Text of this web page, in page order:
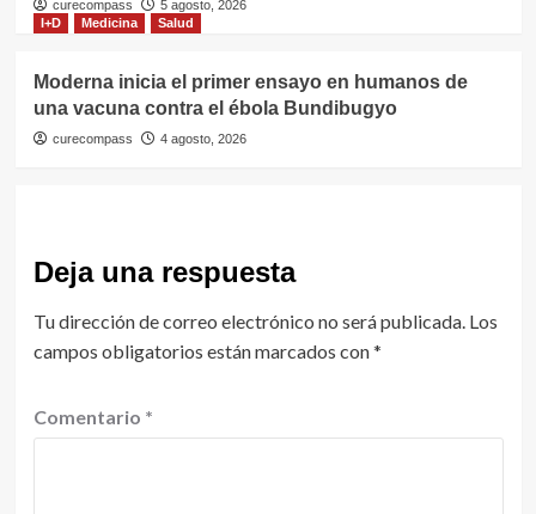
curecompass
5 agosto, 2026
I+D
Medicina Salud
Moderna inicia el primer ensayo en humanos de
una vacuna contra el ébola Bundibugyo
curecompass 4 agosto, 2026
Deja una respuesta
Tu dirección de correo electrónico no será publicada. Los
campos obligatorios están marcados con*
Comentario *